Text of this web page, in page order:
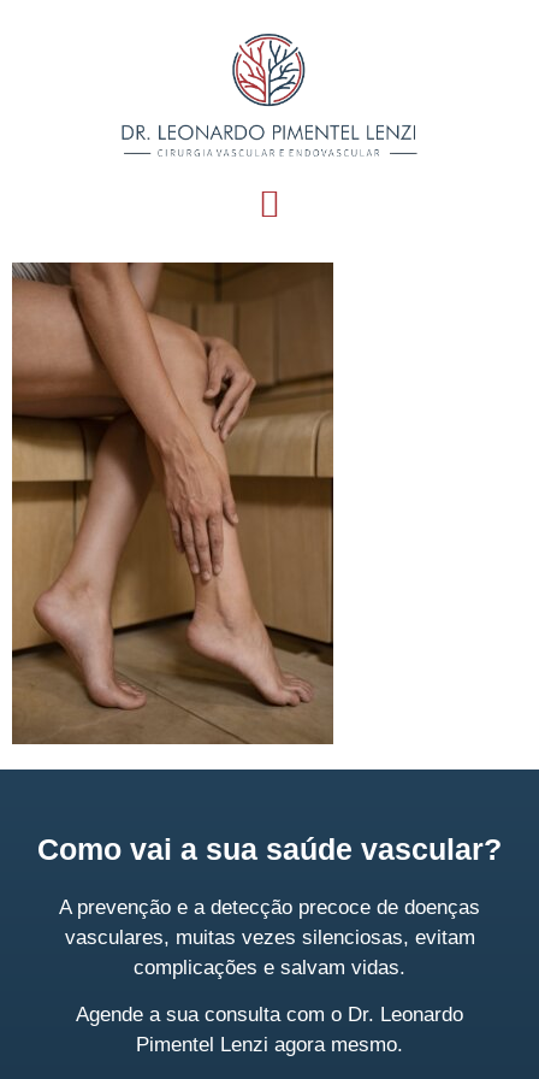
mitos-e-verdades-dr-
Como vai a sua saúde vascular?
A prevenção e a detecção precoce de doenças
vasculares, muitas vezes silenciosas, evitam
complicações e salvam vidas.
Agende a sua consulta com o Dr. Leonardo
Pimentel Lenzi agora mesmo.